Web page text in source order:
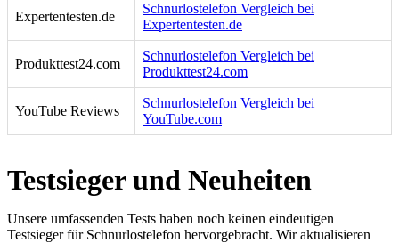
Expertentesten.de
Schnurlostelefon Vergleich bei
Expertentesten.de
Produkttest24.com
Schnurlostelefon Vergleich bei
Produkttest24.com
YouTube Reviews
Schnurlostelefon Vergleich bei
YouTube.com
Testsieger und Neuheiten
Unsere umfassenden Tests haben noch keinen eindeutigen
Testsieger für Schnurlostelefon hervorgebracht. Wir aktualisieren